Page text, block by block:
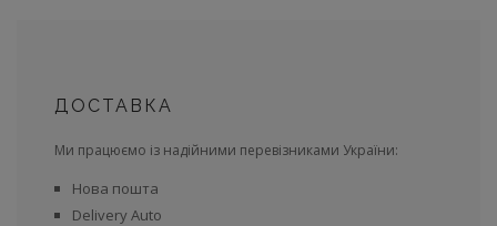
ДОСТАВКА
Ми працюємо із надійними перевізниками України:
Нова пошта
Delivery Auto